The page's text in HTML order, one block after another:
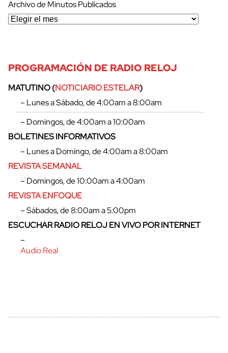
Archivo de Minutos Publicados
PROGRAMACIÓN DE RADIO RELOJ
MATUTINO (NOTICIARIO ESTELAR)
– Lunes a Sábado, de 4:00am a 8:00am
– Domingos, de 4:00am a 10:00am
BOLETINES INFORMATIVOS
– Lunes a Domingo, de 4:00am a 8:00am
REVISTA SEMANAL
– Domingos, de 10:00am a 4:00am
REVISTA ENFOQUE
– Sábados, de 8:00am a 5:00pm
ESCUCHAR RADIO RELOJ EN VIVO POR INTERNET
–
Audio Real